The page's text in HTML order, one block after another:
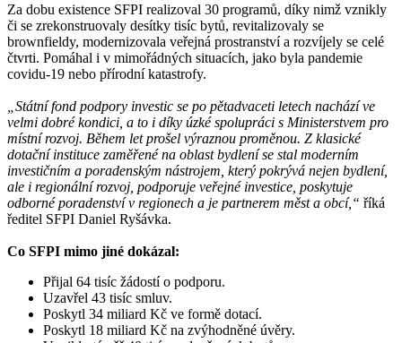
Za dobu existence SFPI realizoval 30 programů, díky nimž vznikly
či se zrekonstruovaly desítky tisíc bytů, revitalizovaly se
brownfieldy, modernizovala veřejná prostranství a rozvíjely se celé
čtvrti. Pomáhal i v mimořádných situacích, jako byla pandemie
covidu-19 nebo přírodní katastrofy.
„Státní fond podpory investic se po pětadvaceti letech nachází ve
velmi dobré kondici, a to i díky úzké spolupráci s Ministerstvem pro
místní rozvoj. Během let prošel výraznou proměnou. Z klasické
dotační instituce zaměřené na oblast bydlení se stal moderním
investičním a poradenským nástrojem, který pokrývá nejen bydlení,
ale i regionální rozvoj, podporuje veřejné investice, poskytuje
odborné poradenství v regionech a je partnerem měst a obcí,“ říká
ředitel SFPI Daniel Ryšávka.
Co SFPI mimo jiné dokázal:
Přijal 64 tisíc žádostí o podporu.
Uzavřel 43 tisíc smluv.
Poskytl 34 miliard Kč ve formě dotací.
Poskytl 18 miliard Kč na zvýhodněné úvěry.